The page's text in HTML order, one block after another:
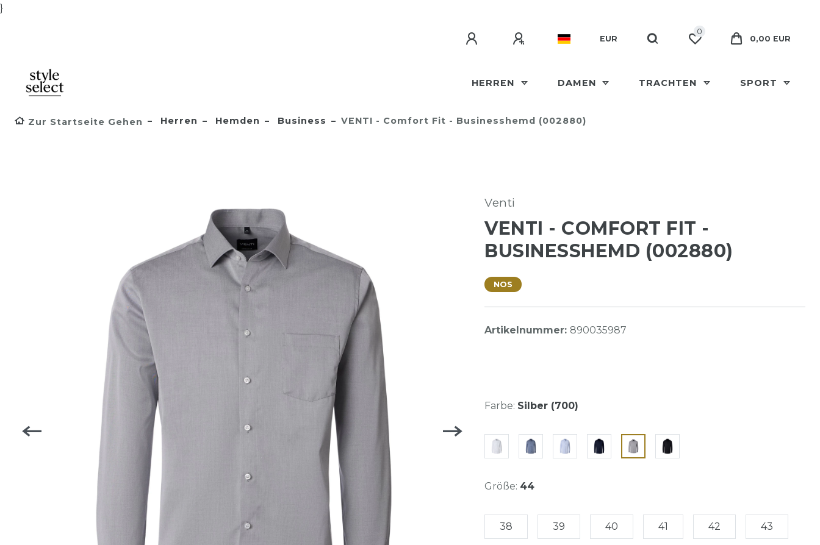
}
EUR
0
0,00 EUR
HERREN DAMEN TRACHTEN SPORT
Zur Startseite Gehen Herren Hemden Business VENTI - Comfort Fit - Businesshemd (002880)
Venti
VENTI - COMFORT FIT -
BUSINESSHEMD (002880)
NOS
Artikelnummer: 890035987
Farbe: Silber (700)
Größe: 44
38 39 40 41 42 43